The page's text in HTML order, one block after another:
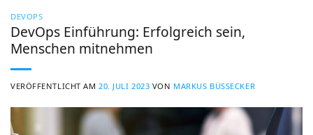
DEVOPS
DevOps Einführung: Erfolgreich sein,
Menschen mitnehmen
VERÖFFENTLICHT AM20. JULI 2023 VON MARKUS BÜSSECKER